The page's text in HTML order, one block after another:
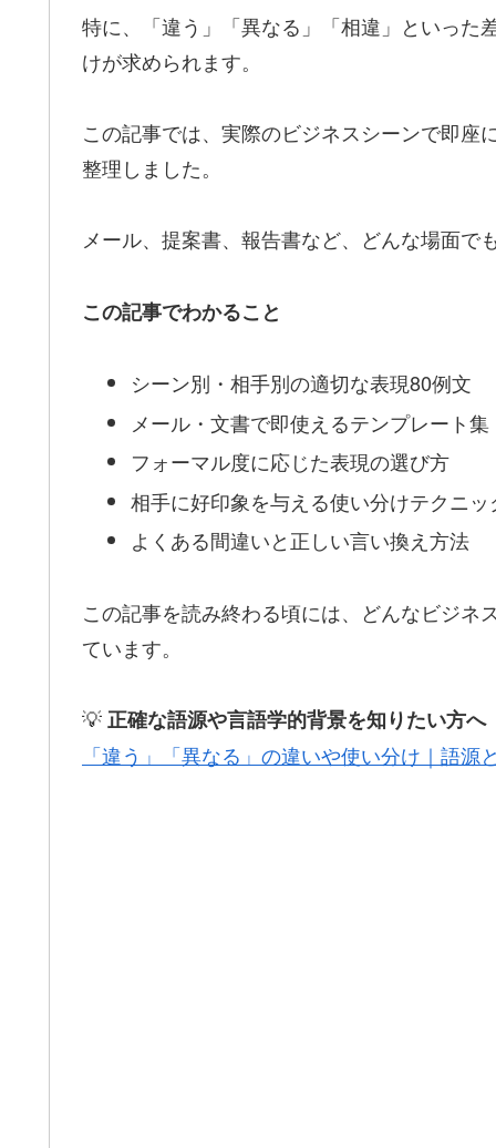
特に、「違う」「異なる」「相違」といった
けが求められます。
この記事では、実際のビジネスシーンで即
整理しました。
メール、提案書、報告書など、どんな場面
この記事でわかること
シーン別・相手別の適切な表現80例文
メール・文書で即使えるテンプレート集
フォーマル度に応じた表現の選び方
相手に好印象を与える使い分けテクニッ
よくある間違いと正しい言い換え方法
この記事を読み終わる頃には、どんなビジ
ています。
💡正確な語源や言語学的背景を知りたい方へ
「違う」「異なる」の違いや使い分け｜語